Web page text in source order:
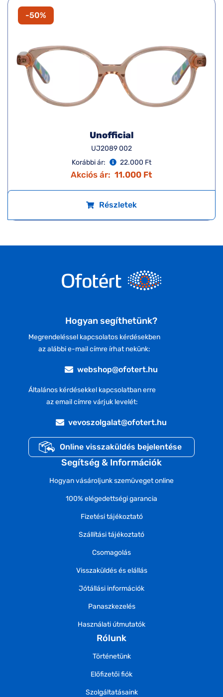
-50%
Unofficial
UJ2089 002
Korábbi ár:
22.000 Ft
Akciós ár: 11.000 Ft
Részletek
Hogyan segíthetünk?
Megrendeléssel kapcsolatos kérdésekben
az alábbi e-mail címre írhat nekünk:
webshop@ofotert.hu
Általános kérdésekkel kapcsolatban erre
az email címre várjuk levelét:
vevoszolgalat@ofotert.hu
Online visszaküldés bejelentése
Segítség & Információk
Hogyan vásároljunk szemüveget online
100% elégedettségi garancia
Fizetési tájékoztató
Szállítási tájékoztató
Csomagolás
Visszaküldés és elállás
Jótállási információk
Panaszkezelés
Használati útmutatók
Rólunk
Történetünk
Előfizetői fiók
Szolgáltatásaink